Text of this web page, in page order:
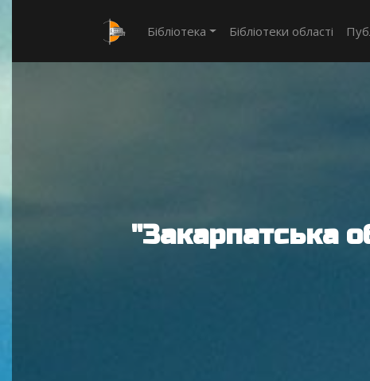
Бібліотека Бібліотеки області
"Закарпатська